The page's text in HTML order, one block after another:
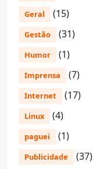
Geral (15)
Gestão (31)
Humor (1)
Imprensa (7)
Internet (17)
Linux (4)
paguei (1)
Publicidade (37)